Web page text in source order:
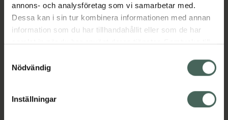
annons- och analysföretag som vi samarbetar med.
Dessa kan i sin tur kombinera informationen med annan
information som du har tillhandahållit eller som de har
samlat in när du har använt deras tjänster. Samtycke till
återkalla ditt samtycke via webbplatsens
cookieinställningar. Ett återkallat samtycke påverkar inte
lagligheten av behandling som skett innan återkallelsen.
Nödvändig
Inställningar
Läs alltid bipacksedeln innan
användning.
EAN:05600906905604